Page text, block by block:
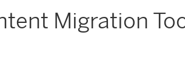
Migration